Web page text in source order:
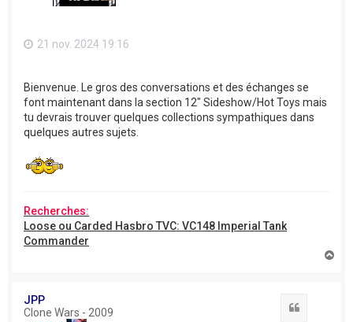
21 nov. 2024 19:16
Bienvenue. Le gros des conversations et des échanges se
font maintenant dans la section 12" Sideshow/Hot Toys mais
tu devrais trouver quelques collections sympathiques dans
quelques autres sujets.
Recherches:
Loose ou Carded Hasbro TVC: VC148 Imperial Tank
Commander
JPP
Clone Wars - 2009